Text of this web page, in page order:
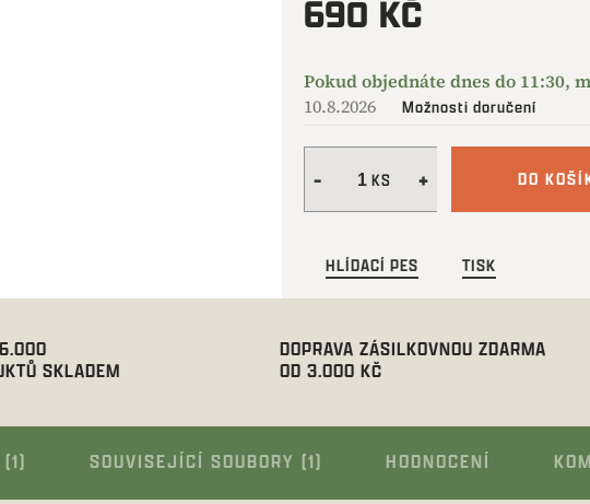
690 KČ
cena:
10.8.2026 Možnosti doručení
DO
HLÍDACÍ PES TISK
SKLADEM
DOPRAVA ZÁSILKOVNOU ZDARMA
OD 3.000 KČ
SOUVISEJÍCÍ SOUBORY (1) HODNOCENÍ